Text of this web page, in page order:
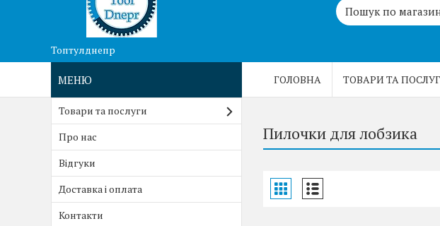
Топтулднепр
ГОЛОВНА ТОВАРИ ТА
Пилочки для лобзика
Товари та послуги
Про нас
Відгуки
Доставка і оплата
Контакти